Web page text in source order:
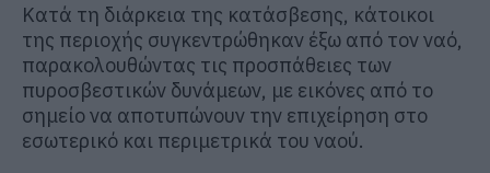
Κατά τη διάρκεια της κατάσβεσης, κάτοικοι
της περιοχής συγκεντρώθηκαν έξω από τον ναό,
παρακολουθώντας τις προσπάθειες των
πυροσβεστικών δυνάμεων, με εικόνες από το
σημείο να αποτυπώνουν την επιχείρηση στο
εσωτερικό και περιμετρικά του ναού.